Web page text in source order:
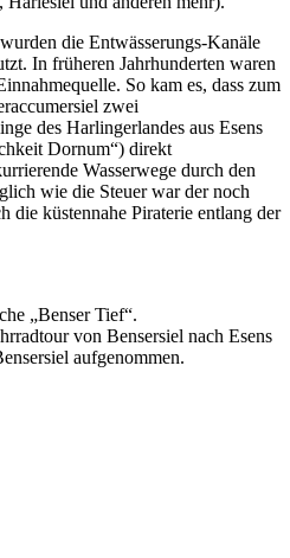
die Entwässerungs-Kanäle
In früheren Jahrhunderten waren
So kam es, dass zum
zwei
des Harlingerlandes aus Esens
Dornum“) direkt
Wasserwege durch den
wie die Steuer war der noch
die küstennahe Piraterie entlang der
„Benser Tief“.
von Bensersiel nach Esens
aufgenommen.